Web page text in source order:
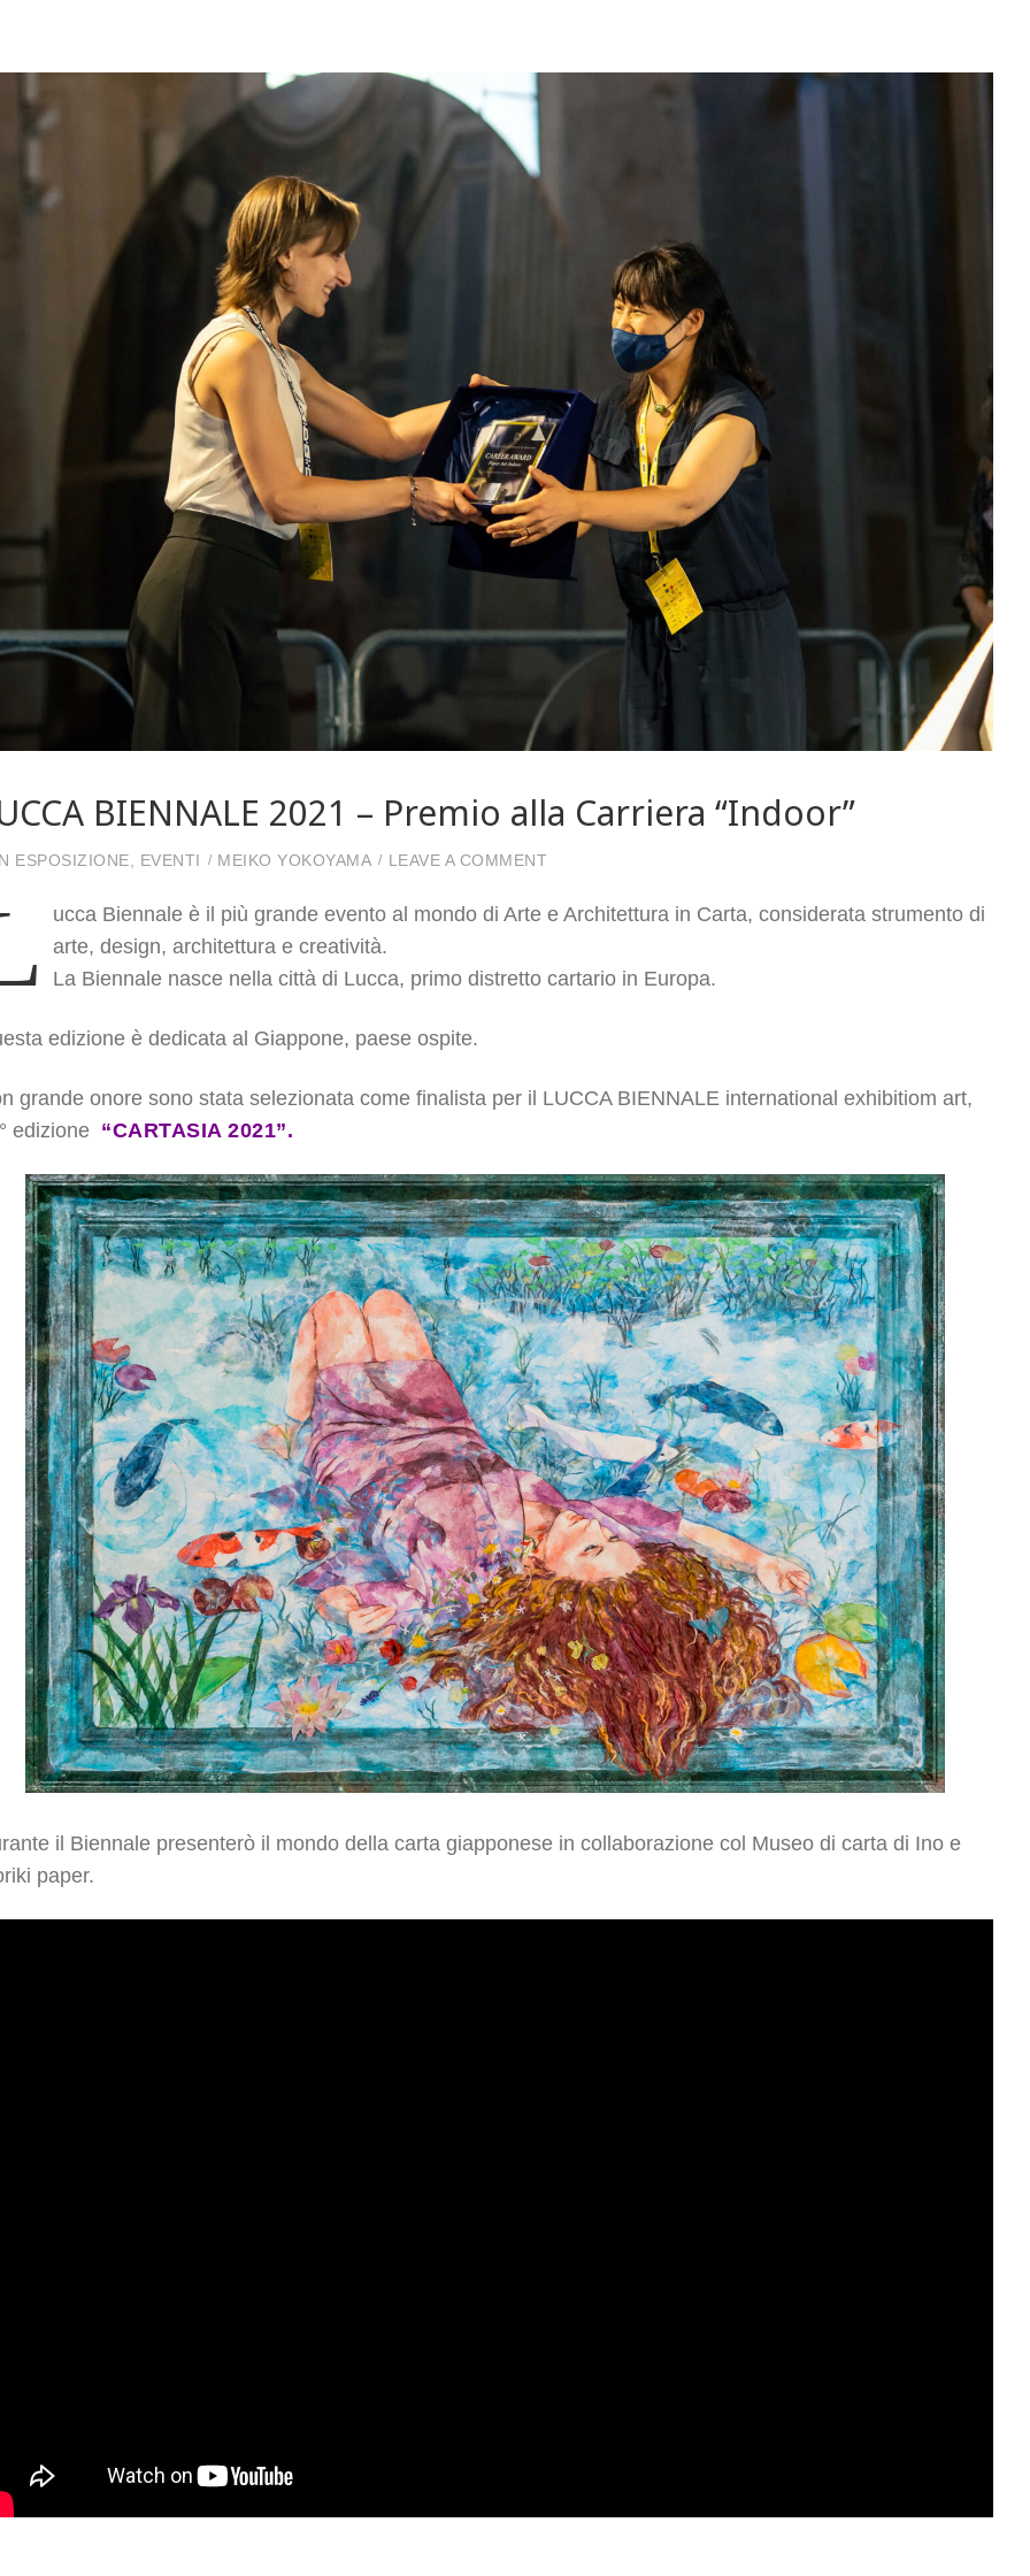
BIENNALE 2021 – Premio alla Carriera “Indoor”
ESPOSIZIONE EVENTI MEIKO YOKOYAMA LEAVE A COMMENT
ucca Biennale è il più grande evento al mondo di Arte e Architettura in Carta, considerata strumento di
arte, design, architettura e creatività.
La Biennale nasce nella città di Lucca, primo distretto cartario in Europa.
edizione è dedicata al Giappone, paese ospite.
grande onore sono stata selezionata come finalista per il LUCCA BIENNALE international exhibitiom art,
edizione “CARTASIA 2021”.
il Biennale presenterò il mondo della carta giapponese in collaborazione col Museo di carta di Ino e
paper.